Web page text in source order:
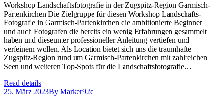
Workshop Landschaftsfotografie in der Zugspitz-Region Garmisch-
Partenkirchen Die Zielgruppe für diesen Workshop Landschafts-
Fotografie in Garmisch-Partenkirchen die ambitionierte Beginner
und auch Fotografen die bereits ein wenig Erfahrungen gesammelt
haben und dieseunter professioneller Anleitung vertiefen und
verfeinern wollen. Als Location bietet sich uns die traumhafte
Zugspitz-Region rund um Garmisch-Partenkirchen mit zahlreichen
Seen und weiteren Top-Spots für die Landschaftsfotografie…
Read details
25. März 2023By Marker92e